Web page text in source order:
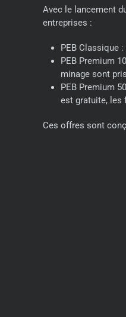
Avec le lancement
entreprises :
PEB Classique
PEB Premium
minage sont
PEB Premium
est gratuite, les
Ces offres sont